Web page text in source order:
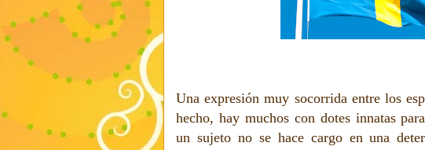
Una expresión muy socorrida entre los
hecho, hay muchos con dotes innatas
un sujeto no se hace cargo en una